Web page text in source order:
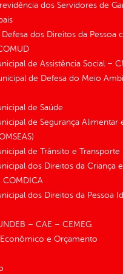
dos Servidores de
dos Direitos da Pessoa
de Assistência Social –
de Defesa do Meio
de Saúde
de Segurança Alimentar
de Trânsito e Transporte
dos Direitos da Criança
COMDICA
dos Direitos da Pessoa
– CAE – CEMEG
e Orçamento